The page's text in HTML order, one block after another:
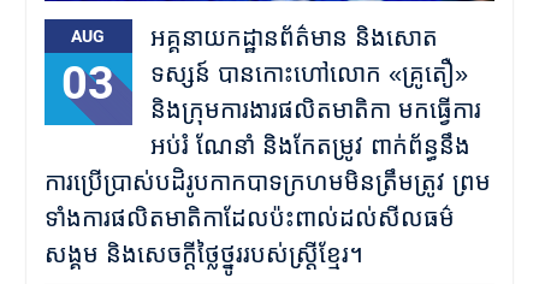
AUG
03
អគ្គនាយកដ្ឋានព័ត៌មាន និងសោត
ទស្សន៍ បានកោះហៅលោក «គ្រូតឿ»
និងក្រុមការងារផលិតមាតិកា មកធ្វើការ
អប់រំ ណែនាំ និងកែតម្រូវ ពាក់ព័ន្ធនឹង
ការប្រើប្រាស់បដិរូបកាកបាទក្រហមមិនត្រឹមត្រូវ ព្រម
ទាំងការផលិតមាតិកាដែលប៉ះពាល់ដល់សីលធម៌
សង្គម និងសេចក្តីថ្លៃថ្នូររបស់ស្ត្រីខ្មែរ។